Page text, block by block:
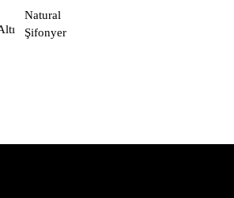
Natural
Şifonyer